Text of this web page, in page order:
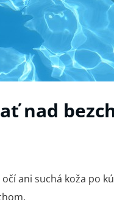
nad
ani suchá koža po